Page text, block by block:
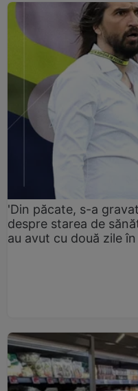
'Din păcate, s-a
despre starea de
au avut cu două zile